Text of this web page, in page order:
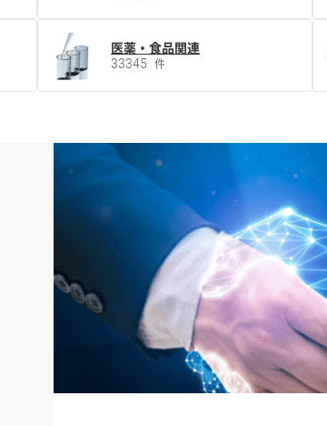
医薬・食品関連
33345 件